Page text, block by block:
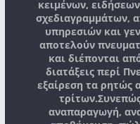
κειμένων,
σχεδιαγραμμάτων,
υπηρεσιών και
αποτελούν
και διέπονται
διατάξεις περί
εξαίρεση τα ρητώς
τρίτων.
αναπαραγωγή,